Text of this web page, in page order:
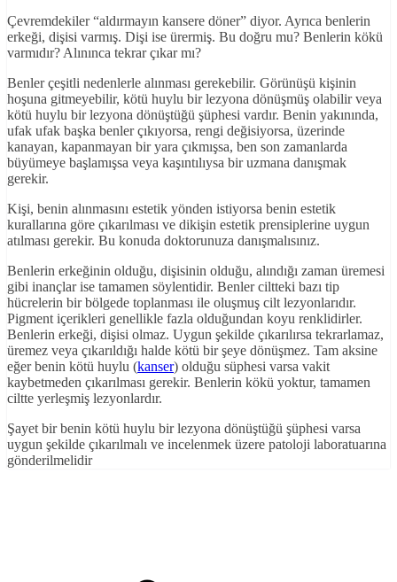
Çevremdekiler “aldırmayın kansere döner” diyor. Ayrıca benlerin
erkeği, dişisi varmış. Dişi ise ürermiş. Bu doğru mu? Benlerin kökü
varmıdır? Alınınca tekrar çıkar mı?
Benler çeşitli nedenlerle alınması gerekebilir. Görünüşü kişinin
hoşuna gitmeyebilir, kötü huylu bir lezyona dönüşmüş olabilir veya
kötü huylu bir lezyona dönüştüğü şüphesi vardır. Benin yakınında,
ufak ufak başka benler çıkıyorsa, rengi değisiyorsa, üzerinde
kanayan, kapanmayan bir yara çıkmışsa, ben son zamanlarda
büyümeye başlamışsa veya kaşıntılıysa bir uzmana danışmak
gerekir.
Kişi, benin alınmasını estetik yönden istiyorsa benin estetik
kurallarına göre çıkarılması ve dikişin estetik prensiplerine uygun
atılması gerekir. Bu konuda doktorunuza danışmalısınız.
Benlerin erkeğinin olduğu, dişisinin olduğu, alındığı zaman üremesi
gibi inançlar ise tamamen söylentidir. Benler ciltteki bazı tip
hücrelerin bir bölgede toplanması ile oluşmuş cilt lezyonlarıdır.
Pigment içerikleri genellikle fazla olduğundan koyu renklidirler.
Benlerin erkeği, dişisi olmaz. Uygun şekilde çıkarılırsa tekrarlamaz,
üremez veya çıkarıldığı halde kötü bir şeye dönüşmez. Tam aksine
eğer benin kötü huylu (kanser) olduğu süphesi varsa vakit
kaybetmeden çıkarılması gerekir. Benlerin kökü yoktur, tamamen
ciltte yerleşmiş lezyonlardır.
Şayet bir benin kötü huylu bir lezyona dönüştüğü şüphesi varsa
uygun şekilde çıkarılmalı ve incelenmek üzere patoloji laboratuarına
gönderilmelidir